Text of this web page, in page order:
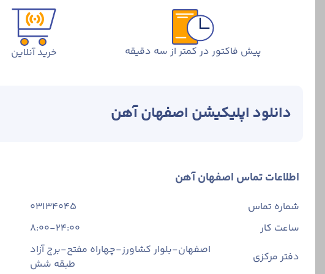
پیش فاکتور در کمتر از سه دقیقه خرید آنلاین
دانلود اپلیکیشن اصفهان آهن
اطلاعات تماس اصفهان آهن
شماره تماس
03134045
ساعت کار
8:00-24:00
دفتر مرکزی
اصفهان-بلوار کشاورز-چهاراه مفتح-برج آزاد
طبقه شش